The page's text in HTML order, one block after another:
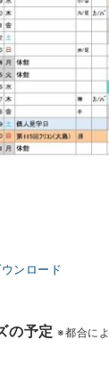
ンロード
の予定 ※都合に